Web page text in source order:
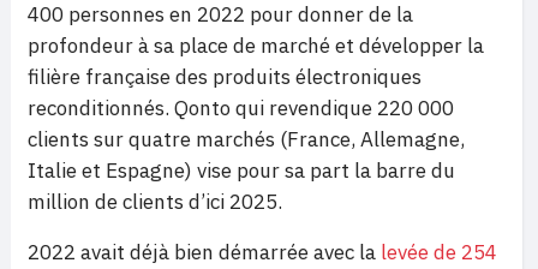
400 personnes en 2022 pour donner de la
profondeur à sa place de marché et développer la
filière française des produits électroniques
reconditionnés. Qonto qui revendique 220 000
clients sur quatre marchés (France, Allemagne,
Italie et Espagne) vise pour sa part la barre du
million de clients d’ici 2025.
2022 avait déjà bien démarrée avec la levée de 254